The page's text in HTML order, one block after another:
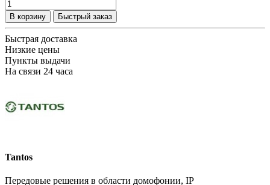
В корзину Быстрый заказ
Быстрая доставка
Низкие цены
Пункты выдачи
На связи 24 часа
Tantos
Передовые решения в области домофонии, IP